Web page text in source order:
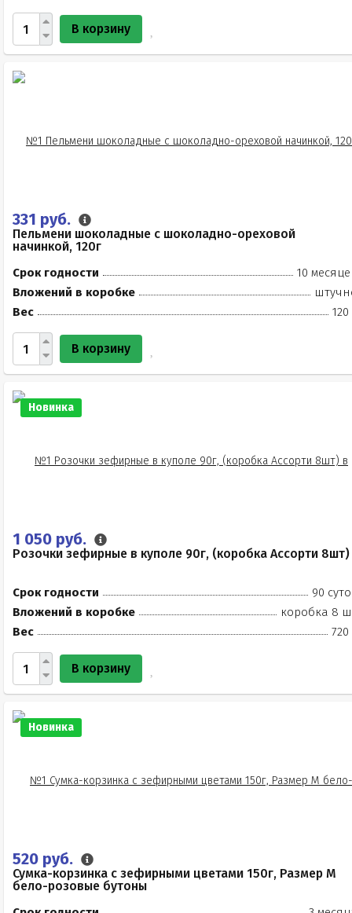
В корзину
331 руб.
Пельмени шоколадные с шоколадно-ореховой
начинкой, 120г
Срок годности
10
Вложений в коробке
Вес
120
В корзину
Новинка
1 050 руб.
Розочки зефирные в куполе 90г, (коробка Ассорти 8шт)
Срок годности
90
Вложений в коробке
коробка 8
Вес
720
В корзину
Новинка
520 руб.
Сумка-корзинка с зефирными цветами 150г, Размер М
бело-розовые бутоны